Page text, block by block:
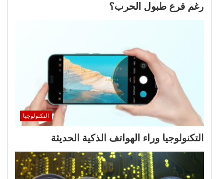
رغم قرع طبول الحرب؟
التكنولوجيا
التكنولوجيا وراء الهواتف الذكية الحديثة